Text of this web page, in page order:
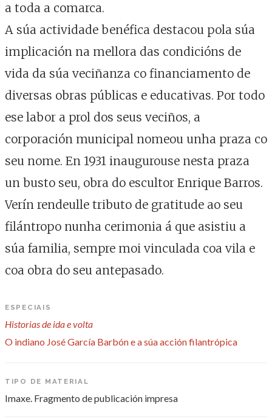
a toda a comarca.
A súa actividade benéfica destacou pola súa
implicación na mellora das condicións de
vida da súa veciñanza co financiamento de
diversas obras públicas e educativas. Por todo
ese labor a prol dos seus veciños, a
corporación municipal nomeou unha praza co
seu nome. En 1931 inaugurouse nesta praza
un busto seu, obra do escultor Enrique Barros.
Verín rendeulle tributo de gratitude ao seu
filántropo nunha cerimonia á que asistiu a
súa familia, sempre moi vinculada coa vila e
coa obra do seu antepasado.
ESPECIAIS
Historias de ida e volta
O indiano José García Barbón e a súa acción filantrópica
TIPO DE MATERIAL
Imaxe. Fragmento de publicación impresa